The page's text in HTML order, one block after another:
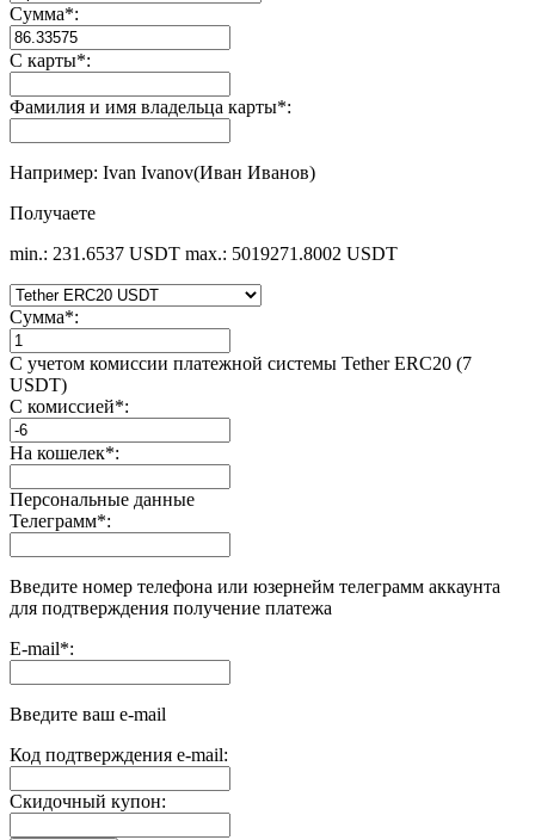
Сумма*:
С карты*:
Фамилия и имя владельца карты*:
Например: Ivan Ivanov(Иван Иванов)
Получаете
min.: 231.6537 USDT max.: 5019271.8002 USDT
Сумма*:
С учетом комиссии платежной системы Tether ERC20 (7
USDT)
С комиссией*:
На кошелек*:
Персональные данные
Телеграмм*:
Введите номер телефона или юзернейм телеграмм аккаунта
для подтверждения получение платежа
E-mail*:
Введите ваш e-mail
Код подтверждения e-mail:
Скидочный купон: